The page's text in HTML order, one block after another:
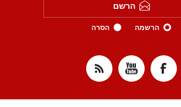
הרשם
הרשמה הסרה